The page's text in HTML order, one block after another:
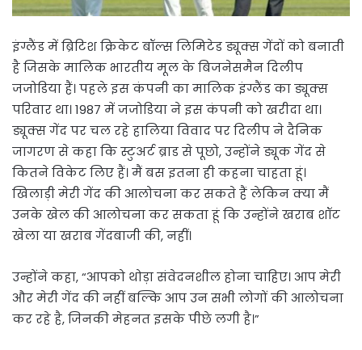
इंग्लैंड में ब्रिटिश क्रिकेट बॉल्स लिमिटेड ड्यूक्स गेंदों को बनाती
है जिसके मालिक भारतीय मूल के बिजनेसमैन दिलीप
जजोडिया हैं। पहले इस कंपनी का मालिक इंग्लैंड का ड्यूक्स
परिवार था। 1987 में जजोडिया ने इस कंपनी को खरीदा था।
ड्यूक्स गेंद पर चल रहे हालिया विवाद पर दिलीप ने दैनिक
जागरण से कहा कि स्टुअर्ट ब्राड से पूछो, उन्होंने ड्यूक गेंद से
कितने विकेट लिए हैं। मैं बस इतना ही कहना चाहता हूं।
खिलाड़ी मेरी गेंद की आलोचना कर सकते हैं लेकिन क्या मैं
उनके खेल की आलोचना कर सकता हूं कि उन्होंने खराब शॉट
खेला या खराब गेंदबाजी की, नहीं।
उन्होंने कहा, “आपको थोड़ा संवेदनशील होना चाहिए। आप मेरी
और मेरी गेंद की नहीं बल्कि आप उन सभी लोगों की आलोचना
कर रहे है, जिनकी मेहनत इसके पीछे लगी है।”